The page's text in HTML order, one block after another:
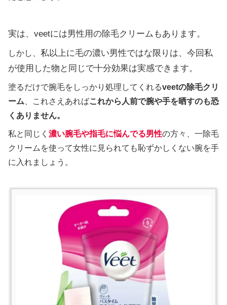
実は、veetには男性用の除毛クリームもあります。
しかし、 私以上に毛の濃い男性ではな限りは、今回私
が使用した物と同じで十分効果は実感できます。
塗るだけで腕毛をしっかり処理してくれるveetの除毛クリ
ーム 、これさえあればこれから人前で腕や手を晒すのも恐
くありません。
私と同じく 濃い腕毛や指毛に悩んでる男性の方々、一除毛
クリームを使って女性に見られても恥ずかしくない腕を手
に入れましょう。